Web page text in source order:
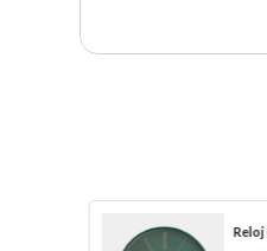
Reloj